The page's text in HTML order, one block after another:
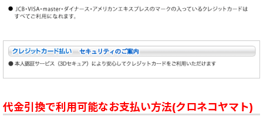
代金引換で利用可能なお支払い方法(クロネコヤマト)